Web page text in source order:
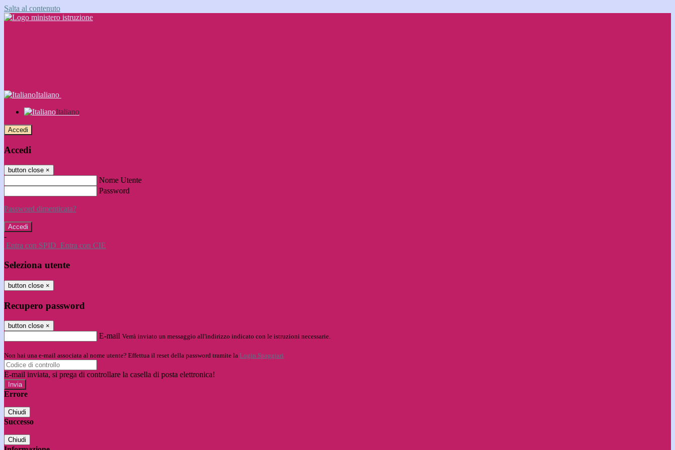
Salta al contenuto
Italiano
Italiano
Accedi
Accedi
button close ×
Nome Utente
Password
Password dimenticata?
-
Entra con SPID Entra con CIE
Seleziona utente
button close ×
Recupero password
button close ×
E-mail Verrà inviato un messaggio all'indirizzo indicato con le istruzioni necessarie.
Non hai una e-mail associata al nome utente? Effettua il reset della password tramite la Login Spaggiari
E-mail inviata, si prega di controllare la casella di posta elettronica!
Errore
Chiudi
Successo
Chiudi